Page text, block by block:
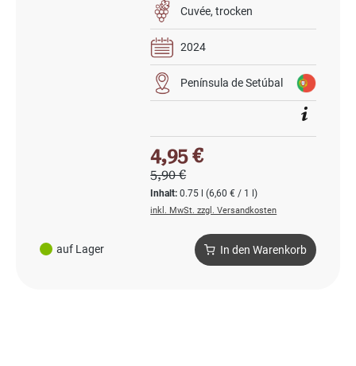
auf Lager
Cuvée trocken
2024
Península de Setúbal
Inhalt:0.75 l(6,60 € / 1 l)
Verkaufspreis:
4,95 €
Regulärer Preis:
5,90 €
inkl. MwSt. zzgl. Versandkosten
In den Warenkorb